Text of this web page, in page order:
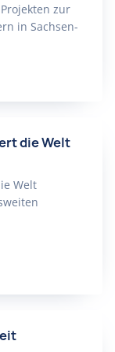
zur
in Sachsen-
die Welt
Welt